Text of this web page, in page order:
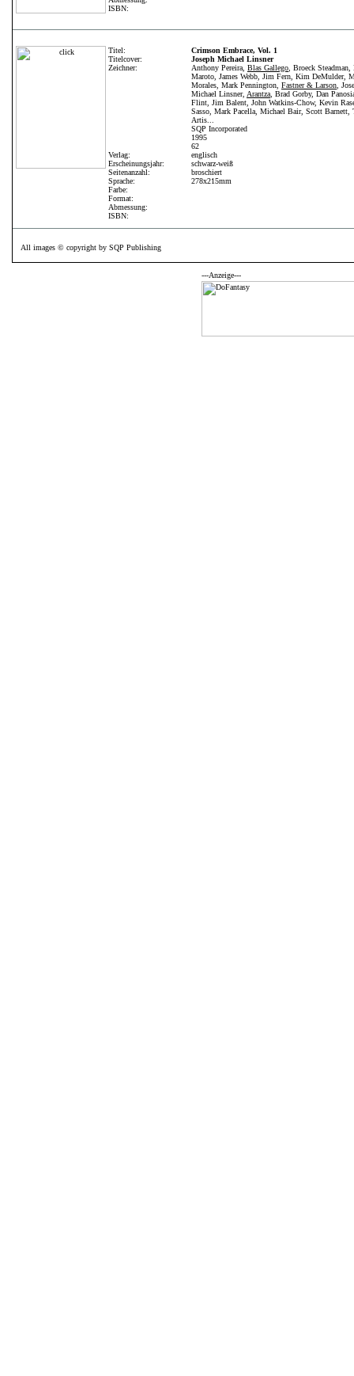
ISBN:
Titel:
Titelcover:
Zeichner:
Verlag:
Erscheinungsjahr:
Seitenanzahl:
Sprache:
Farbe:
Format:
Abmessung:
ISBN:
Crimson Embrace, Vol. 1
Joseph Michael Linsner
Anthony Pereira, Blas Gallego , Broeck Steadman,
Maroto, James Webb, Jim Fern, Kim DeMulder,
Morales, Mark Pennington, Fastner & Larson ,
Michael Linsner, Arantza , Brad Gorby, Dan
Flint, Jim Balent, John Watkins-Chow, Kevin
Sasso, Mark Pacella, Michael Bair, Scott Barnett,
Artis...
SQP Incorporated
1995
62
englisch
schwarz-weiß
broschiert
278x215mm
All images © copyright by SQP Publishing
---Anzeige---